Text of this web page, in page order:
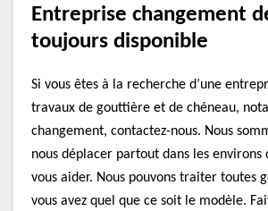
Entreprise changement
toujours disponible
Si vous êtes à la recherche d’une
travaux de gouttière et de chéneau,
changement, contactez-nous. Nous
nous déplacer partout dans les environs
vous aider. Nous pouvons traiter toutes
vous avez quel que ce soit le modèle.